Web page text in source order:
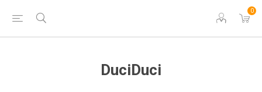
0
DuciDuci